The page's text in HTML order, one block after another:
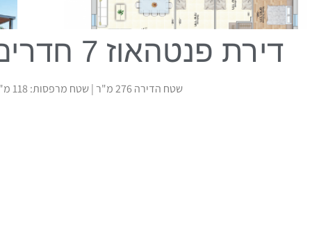
דירת פנטהאוז 7 חדרים
שטח הדירה 276 מ"ר | שטח מרפסות: 118 מ"ר